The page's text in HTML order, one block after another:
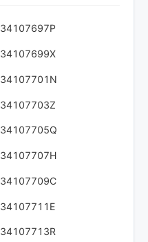
34107697P
34107699X
34107701N
34107703Z
34107705Q
34107707H
34107709C
34107711E
34107713R